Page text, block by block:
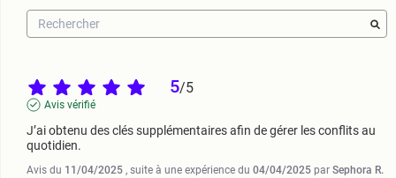
5/5
Avis vérifié
J’ai obtenu des clés supplémentaires afin de gérer les conflits au
quotidien.
Avis du 11/04/2025 , suite à une expérience du 04/04/2025 par Sephora R.